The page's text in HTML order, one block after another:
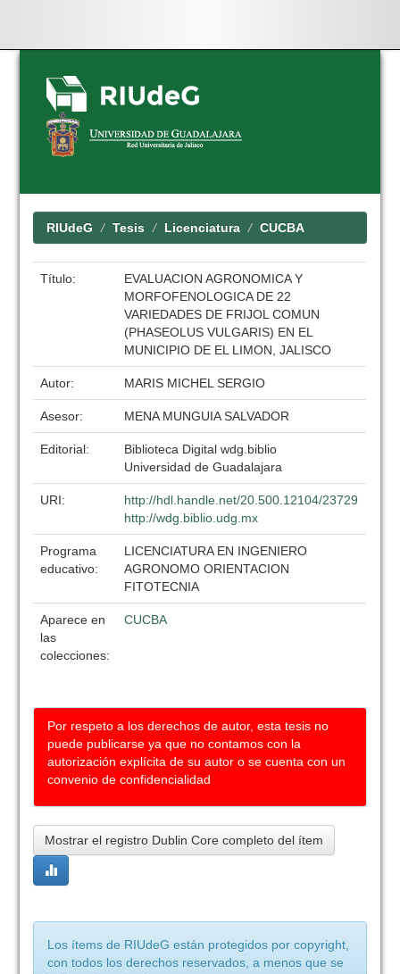
Skip
navigation
RIUdeG Tesis Licenciatura CUCBA
Título:
EVALUACION AGRONOMICA Y
MORFOFENOLOGICA DE 22
VARIEDADES DE FRIJOL COMUN
(PHASEOLUS VULGARIS) EN EL
MUNICIPIO DE EL LIMON, JALISCO
Autor: MARIS MICHEL SERGIO
Asesor: MENA MUNGUIA SALVADOR
Editorial:
Biblioteca Digital wdg.biblio
Universidad de Guadalajara
URI:
http://hdl.handle.net/20.500.12104/23729
http://wdg.biblio.udg.mx
Programa
educativo:
LICENCIATURA EN INGENIERO
AGRONOMO ORIENTACION
FITOTECNIA
Aparece en
las
colecciones:
CUCBA
Por respeto a los derechos de autor, esta tesis no
puede publicarse ya que no contamos con la
autorización explícita de su autor o se cuenta con un
convenio de confidencialidad
Mostrar el registro Dublin Core completo del ítem
Los ítems de RIUdeG están protegidos por copyright,
con todos los derechos reservados, a menos que se